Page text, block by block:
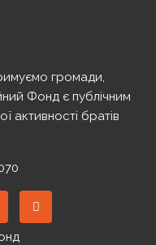
громади,
Фонд є публічним
активності братів